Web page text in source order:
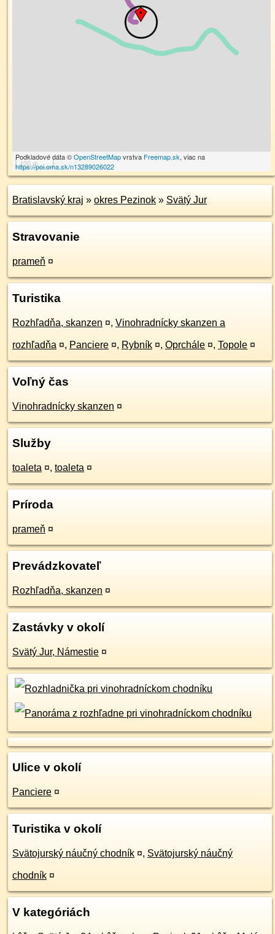
100 m
Podkladové dáta ©OpenStreetMapvrstva Freemap.sk, viac na
https://poi.oma.sk/n13289026022
Bratislavský kraj » okres Pezinok » Svätý Jur
Stravovanie
prameň ¤
Turistika
Rozhľadňa, skanzen ¤, Vinohradnícky skanzen a
rozhľadňa ¤, Panciere ¤, Rybník ¤, Oprchále ¤, Topole ¤
Voľný čas
Vinohradnícky skanzen ¤
Služby
toaleta ¤, toaleta ¤
Príroda
prameň ¤
Prevádzkovateľ
Rozhľadňa, skanzen ¤
Zastávky v okolí
Svätý Jur, Námestie ¤
Ulice v okolí
Panciere ¤
Turistika v okolí
Svätojurský náučný chodník ¤, Svätojurský náučný
chodník ¤
V kategóriách